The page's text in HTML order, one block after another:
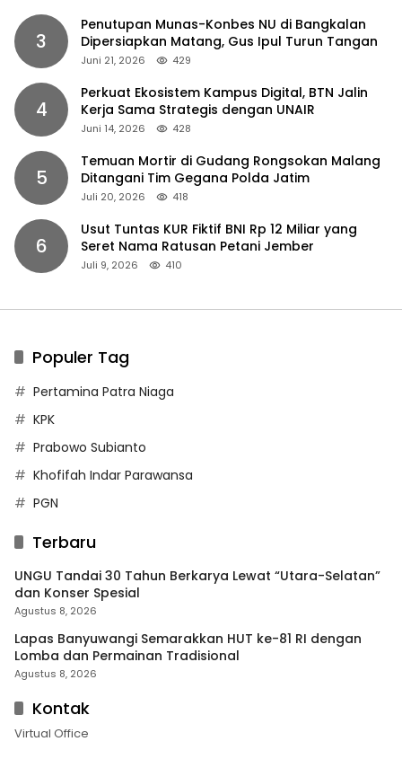
3
Penutupan Munas-Konbes NU di Bangkalan
Dipersiapkan Matang, Gus Ipul Turun Tangan
Juni 21, 2026 429
4
Perkuat Ekosistem Kampus Digital, BTN Jalin
Kerja Sama Strategis dengan UNAIR
Juni 14, 2026 428
5
Temuan Mortir di Gudang Rongsokan Malang
Ditangani Tim Gegana Polda Jatim
Juli 20, 2026 418
6
Usut Tuntas KUR Fiktif BNI Rp 12 Miliar yang
Seret Nama Ratusan Petani Jember
Juli 9, 2026 410
Populer Tag
Pertamina Patra Niaga
KPK
Prabowo Subianto
Khofifah Indar Parawansa
PGN
Terbaru
UNGU Tandai 30 Tahun Berkarya Lewat “Utara-Selatan”
dan Konser Spesial
Agustus 8, 2026
Lapas Banyuwangi Semarakkan HUT ke-81 RI dengan
Lomba dan Permainan Tradisional
Agustus 8, 2026
Kontak
Virtual Office